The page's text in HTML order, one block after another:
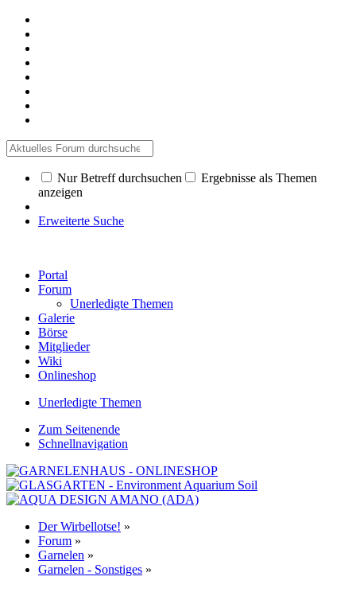
Nur Betreff durchsuchen
Ergebnisse als Themen
anzeigen
Erweiterte Suche
Portal
Forum
Unerledigte Themen
Galerie
Börse
Mitglieder
Wiki
Onlineshop
Unerledigte Themen
Zum Seitenende
Schnellnavigation
Der Wirbellotse! »
Forum »
Garnelen »
Garnelen - Sonstiges »